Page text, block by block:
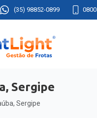
(35) 98852-0899
Sergipe
Sergipe